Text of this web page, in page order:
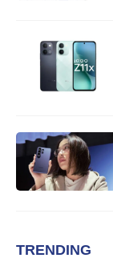
TRENDING